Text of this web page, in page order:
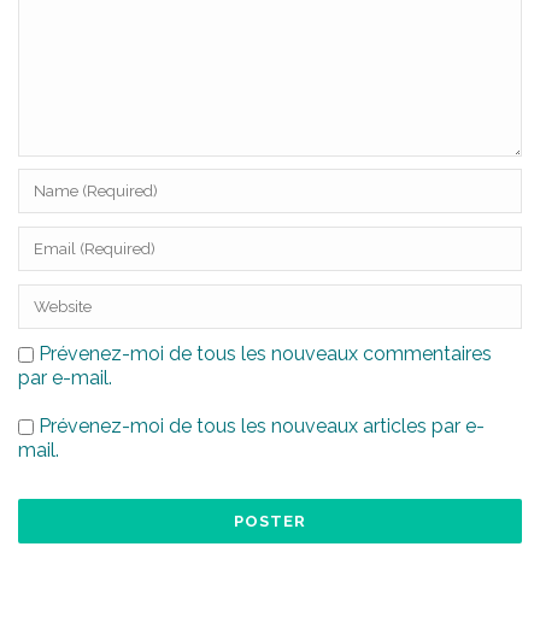
Prévenez-moi de tous les nouveaux commentaires
par e-mail.
Prévenez-moi de tous les nouveaux articles par e-
mail.